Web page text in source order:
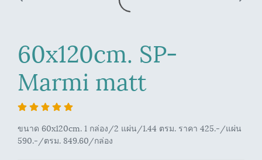
60x120cm. SP-
Marmi matt
ขนาด 60x120cm. 1 กล่อง/2 แผ่น/1.44 ตรม. ราคา 425.-/แผ่น
590.-/ตรม. 849.60/กล่อง